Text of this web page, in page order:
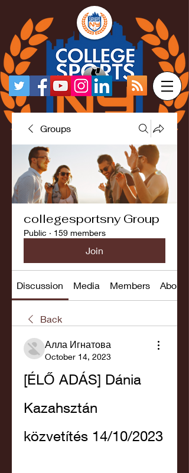
Groups
collegesportsny Group
Public · 159 members
Join
Discussion Media Members About
Back
Алла Игнатова
October 14, 2023
[ÉLŐ ADÁS] Dánia
Kazahsztán
közvetítés 14/10/2023